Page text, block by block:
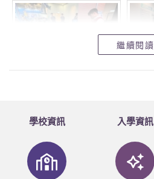
繼續閱讀
學校資訊 入學資訊